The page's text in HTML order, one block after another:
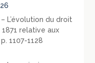
L’évolution du droit
relative aux
1107-1128